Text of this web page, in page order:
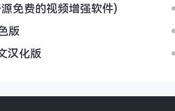
免费的视频增强软件)
版
汉化版